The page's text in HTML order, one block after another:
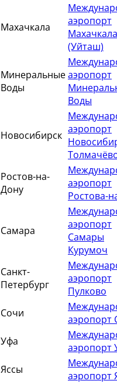
Махачкала
аэропорт
Махачкала
(Уйташ)
Минеральные
Воды
аэропорт
Воды
Новосибирск аэропорт
Ростов-на-
Дону
аэропорт
Ростова-
Самара
аэропорт
Самары
Курумоч
Санкт-
Петербург
аэропорт
Пулково
Сочи
аэропорт
Уфа
аэропорт
Яссы
аэропорт